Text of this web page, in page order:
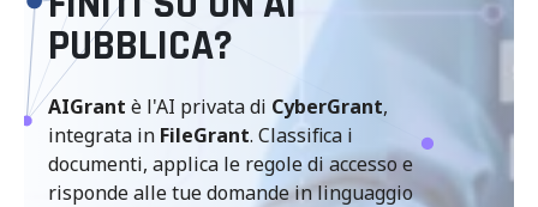
PUBBLICA?
AIGrant è l'AI privata di CyberGrant,
integrata in FileGrant. Classifica i
documenti, applica le regole di accesso e
risponde alle tue domande in linguaggio